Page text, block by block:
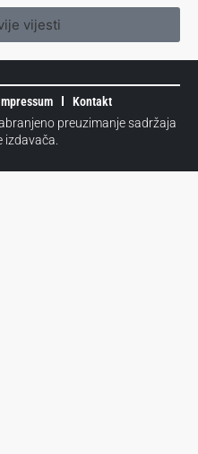
vijesti
Kontakt
preuzimanje sadržaja
izdavača.